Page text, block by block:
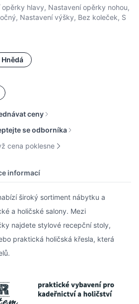
hlavy, Nastavení opěrky nohou,
Nastavení výšky, Bez koleček, S
Hnědá
ceny
se odborníka
cena poklesne
informací
široký sortiment nábytku a
a holičské salony. Mezi
najdete stylové recepční stoly,
praktická holičská křesla, která